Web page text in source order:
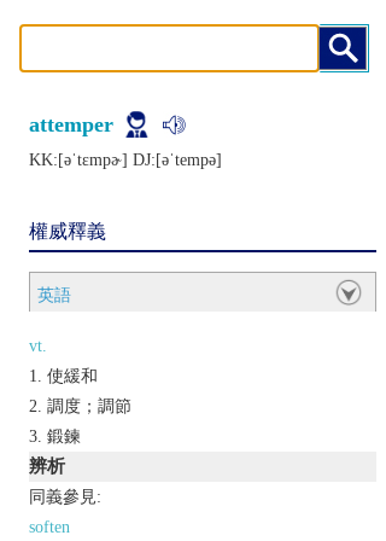
attemper
KK:[ǝˈtɛmpɚ] DJ:[ǝˈtеmpǝ]
權威釋義
英語
vt.
使緩和
調度；調節
鍛鍊
辨析
同義參見:
soften